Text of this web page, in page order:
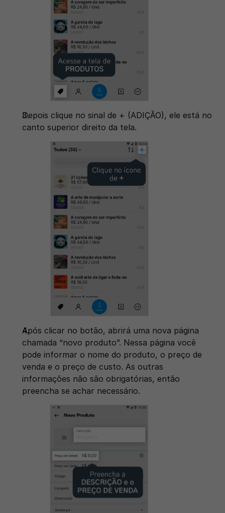
Depois clique no sinal de + (ADIÇÃO), ele está no
canto superior direito da tela.
Após clicar no botão, abrirá uma nova página
chamada “novo produto”. Nessa página você
pode informar o nome do produto, o preço de
venda e o preço de custo. As outras
informações não são obrigatórias, então
preencha se achar necessário.